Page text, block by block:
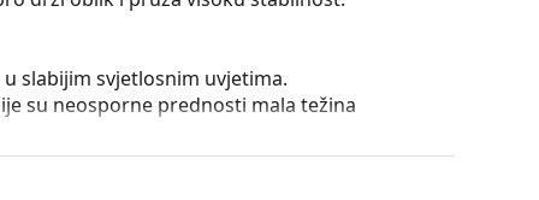
slabijim svjetlosnim uvjetima.
su neosporne prednosti mala težina
površina. Smanjuje količinu svjetlosti koja